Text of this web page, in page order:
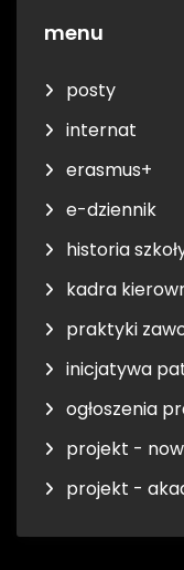
menu
posty
internat
erasmus+
e-dziennik
historia
kadra
praktyki
inicjatywa
ogłoszenia
projekt -
projekt -